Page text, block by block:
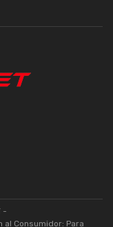
-
al Consumidor: Para